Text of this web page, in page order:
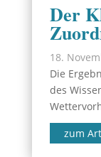
Der
18.
Die
des
zum